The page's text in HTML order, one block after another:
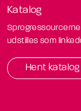
Katalog
udstilles som
Hent katalog